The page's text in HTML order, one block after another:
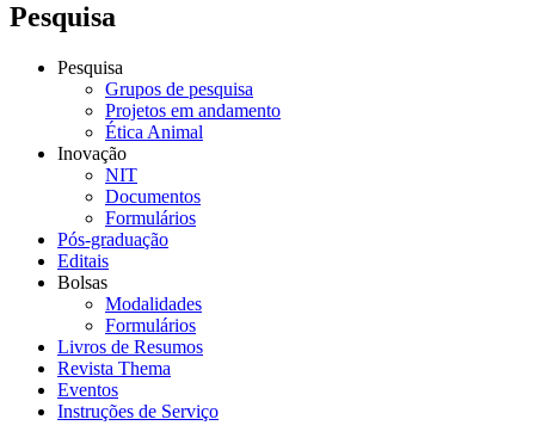
Pesquisa
Pesquisa
Grupos de pesquisa
Projetos em andamento
Ética Animal
Inovação
NIT
Documentos
Formulários
Pós-graduação
Editais
Bolsas
Modalidades
Formulários
Livros de Resumos
Revista Thema
Eventos
Instruções de Serviço